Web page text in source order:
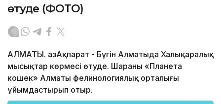
өтуде (ФОТО)
АЛМАТЫ. ҚазАқпарат - Бүгін Алматыда Халықаралық
мысықтар көрмесі өтуде. Шараны «Планета
кошек» Алматы фелинологиялық орталығы
ұйымдастырып отыр.